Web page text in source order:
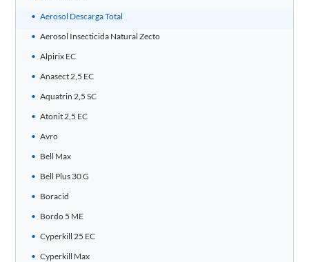
Aerosol Descarga Total
Aerosol Insecticida Natural Zecto
Alpirix EC
Anasect 2,5 EC
Aquatrin 2,5 SC
Atonit 2,5 EC
Avro
Bell Max
Bell Plus 30 G
Boracid
Bordo 5 ME
Cyperkill 25 EC
Cyperkill Max